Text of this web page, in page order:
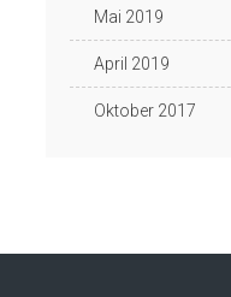
Mai 2019
April 2019
Oktober 2017